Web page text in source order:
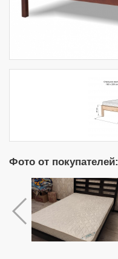
Фото от покупателей: